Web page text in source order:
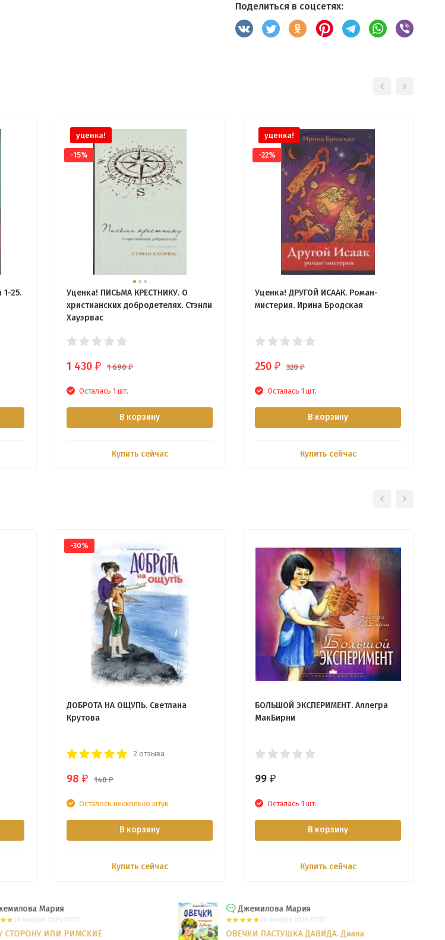
Поделиться в соцсетях:
25.
уценка!
-15%
Уценка! ПИСЬМА КРЕСТНИКУ. О
христианских добродетелях. Стэнли
Хауэрвас
1 430 ₽ 1 690₽
Осталась 1 шт.
В корзину
Купить сейчас
уценка!
-22%
Уценка! ДРУГОЙ ИСААК. Роман-
мистерия. Ирина Бродская
250 ₽ 320₽
Осталась 1 шт.
В корзину
Купить сейчас
-30%
ДОБРОТА НА ОЩУПЬ. Светлана
Крутова
2 отзыва
98 ₽ 140₽
Осталось несколько штук
В корзину
Купить сейчас
БОЛЬШОЙ ЭКСПЕРИМЕНТ. Аллегра
МакБирни
99 ₽
Осталась 1 шт.
В корзину
Купить сейчас
Мария
26 ноября 2024 07:37
СТОРОНУ ИЛИ РИМСКИЕ
Джемилова Мария
26 ноября 2024 07:37
ОВЕЧКИ ПАСТУШКА ДАВИДА. Диана